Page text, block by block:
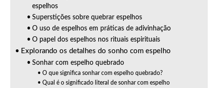
espelhos
Superstições sobre quebrar espelhos
O uso de espelhos em práticas de adivinhação
O papel dos espelhos nos rituais espirituais
Explorando os detalhes do sonho com espelho
Sonhar com espelho quebrado
O que significa sonhar com espelho quebrado?
Qual é o significado literal de sonhar com espelho